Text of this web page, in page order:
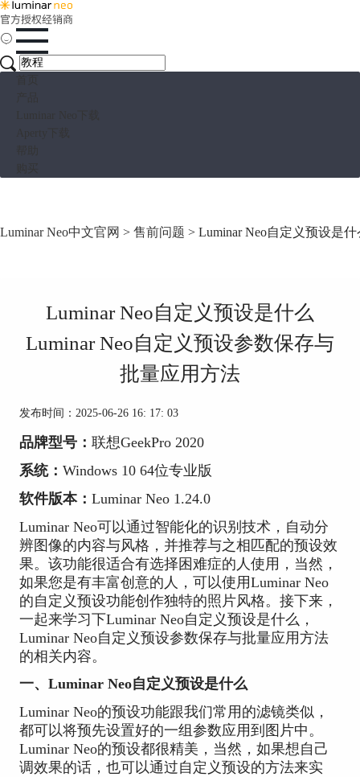
Luminar Neo中文官网 > 售前问题 > Luminar Neo自定义预设是
Luminar Neo自定义预设是什么
Luminar Neo自定义预设参数保存与
批量应用方法
发布时间：2025-06-26 16: 17: 03
品牌型号： 联想GeekPro 2020
系统： Windows 10 64位专业版
软件版本： Luminar Neo 1.24.0
Luminar Neo可以通过智能化的识别技术，自动分
辨图像的内容与风格，并推荐与之相匹配的预设效
果。该功能很适合有选择困难症的人使用，当然，
如果您是有丰富创意的人，可以使用Luminar Neo
的自定义预设功能创作独特的照片风格。接下来，
一起来学习下Luminar Neo自定义预设是什么，
Luminar Neo自定义预设参数保存与批量应用方法
的相关内容。
一、Luminar Neo自定义预设是什么
Luminar Neo的预设功能跟我们常用的滤镜类似，
都可以将预先设置好的一组参数应用到图片中。
Luminar Neo的预设都很精美，当然，如果想自己
调效果的话，也可以通过自定义预设的方法来实